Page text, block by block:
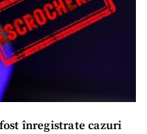
înregistrate cazuri